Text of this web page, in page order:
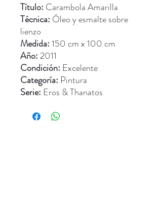
Título: Carambola Amarilla
Técnica: Óleo y esmalte sobre
lienzo
Medida:150 cm x 100 cm
Año:2011
Condición: Excelente
Categoría: Pintura
Serie: Eros & Thanatos